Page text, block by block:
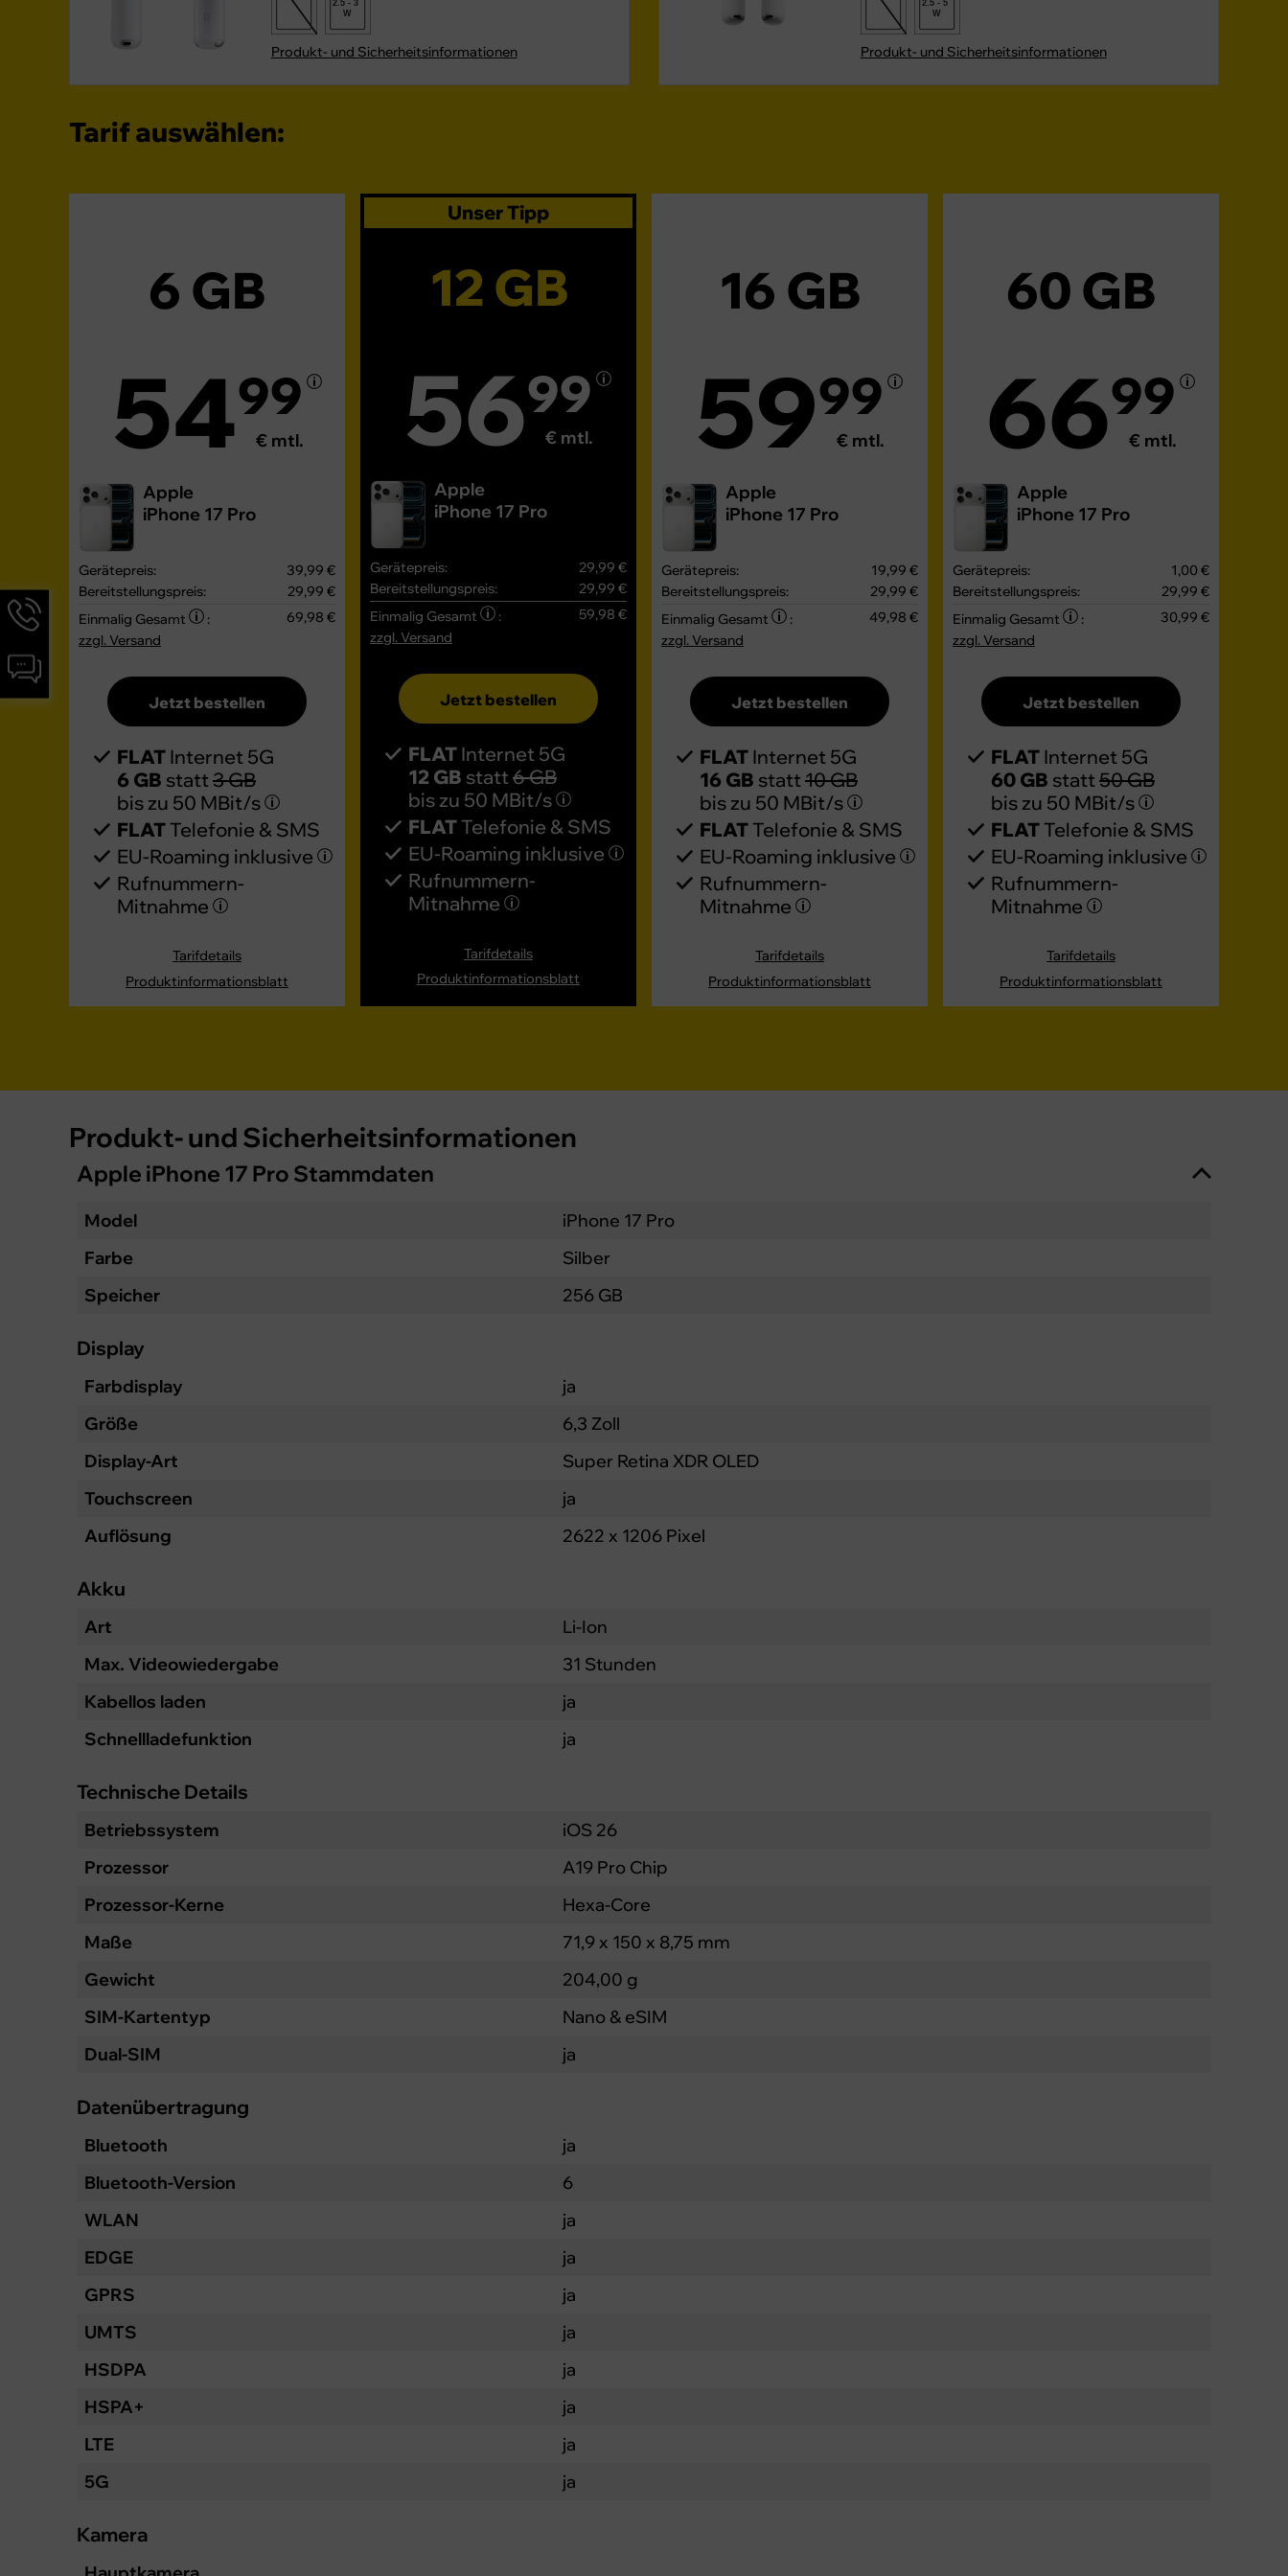
2.5 - 3
W
Produkt- und Sicherheitsinformationen
2.5 - 5
W
Produkt- und Sicherheitsinformationen
Tarif auswählen:
6 GB
5499
€ mtl.
Apple
iPhone 17 Pro
Gerätepreis:
39,99 €
Bereitstellungspreis:
29,99 €
Einmalig Gesamt
:
69,98 €
zzgl. Versand
Jetzt bestellen
FLAT Internet 5G
6 GB statt 3 GB
bis zu 50 MBit/s
FLAT Telefonie & SMS
EU-Roaming inklusive
Rufnummern-​
Mitnahme
Tarifdetails
Produktinformationsblatt
Unser Tipp
12 GB
5699
€ mtl.
Apple
iPhone 17 Pro
Gerätepreis:
29,99 €
Bereitstellungspreis:
29,99 €
Einmalig Gesamt
:
59,98 €
zzgl. Versand
Jetzt bestellen
FLAT Internet 5G
12 GB statt6 GB
bis zu 50 MBit/s
FLAT Telefonie & SMS
EU-Roaming inklusive
Rufnummern-​
Mitnahme
Tarifdetails
Produktinformationsblatt
16 GB
5999
€ mtl.
Apple
iPhone 17 Pro
Gerätepreis:
19,99 €
Bereitstellungspreis:
29,99 €
Einmalig Gesamt
:
49,98 €
zzgl. Versand
Jetzt bestellen
FLAT Internet 5G
16 GB statt 10 GB
bis zu 50 MBit/s
FLAT Telefonie & SMS
EU-Roaming inklusive
Rufnummern-​
Mitnahme
Tarifdetails
Produktinformationsblatt
60 GB
6699
€ mtl.
Apple
iPhone 17 Pro
Gerätepreis:
1,00 €
Bereitstellungspreis:
29,99 €
Einmalig Gesamt
:
30,99 €
zzgl. Versand
Jetzt bestellen
FLAT Internet 5G
60 GB statt 50 GB
bis zu 50 MBit/s
FLAT Telefonie & SMS
EU-Roaming inklusive
Rufnummern-​
Mitnahme
Tarifdetails
Produktinformationsblatt
Produkt- und Sicherheitsinformationen
Apple iPhone 17 Pro Stammdaten
Model
iPhone 17 Pro
Farbe
Silber
Speicher
256 GB
Display
Farbdisplay
ja
Größe
6,3 Zoll
Display-Art
Super Retina XDR OLED
Touchscreen
ja
Auflösung
2622 x 1206 Pixel
Akku
Art
Li-Ion
Max. Videowiedergabe
31 Stunden
Kabellos laden
ja
Schnellladefunktion
ja
Technische Details
Betriebssystem
iOS 26
Prozessor
A19 Pro Chip
Prozessor-Kerne
Hexa-Core
Maße
71,9 x 150 x 8,75 mm
Gewicht
204,00 g
SIM-Kartentyp
Nano & eSIM
Dual-SIM
ja
Datenübertragung
Bluetooth
ja
Bluetooth-Version
6
WLAN
ja
EDGE
ja
GPRS
ja
UMTS
ja
HSDPA
ja
HSPA+
ja
LTE
ja
5G
ja
Kamera
Hotline-
Informationen
werden
angezeigt
Chat-
Informationen
werden